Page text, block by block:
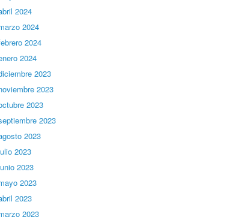
2024
2024
2024
2024
2023
2023
2023
2023
2023
2023
2023
2023
2023
2023